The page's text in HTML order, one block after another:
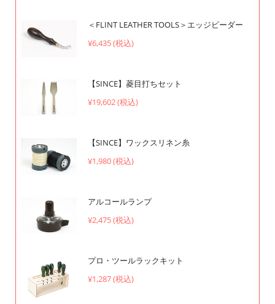
＜FLINT LEATHER TOOLS＞エッジビーダー
¥6,435 (税込)
【SINCE】菱目打ちセット
¥19,602 (税込)
【SINCE】ワックスリネン糸
¥1,980 (税込)
アルコールランプ
¥2,475 (税込)
プロ・ツールラックキット
¥1,287 (税込)